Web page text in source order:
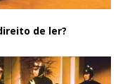
de ler?